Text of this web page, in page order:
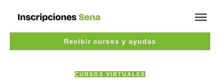
Recibir cursos y ayudas
CURSOS VIRTUALES